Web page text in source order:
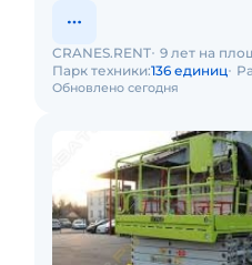
Обновлено сегодня
CRANES.RENT 9 лет на
Парк техники:136 единиц